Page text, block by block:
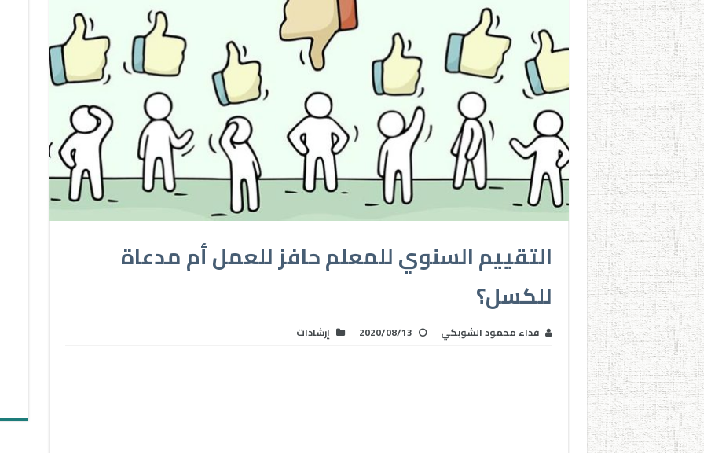
التقييم السنوي للمعلم حافز للعمل أم مدعاة
للكسل؟
فداء محمود الشوبكي 2020/08/13 إرشادات